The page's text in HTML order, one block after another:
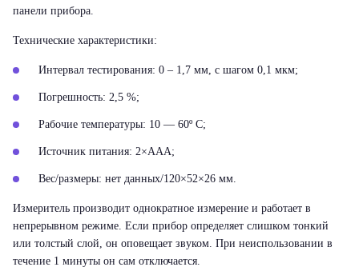
панели прибора.
Технические характеристики:
Интервал тестирования: 0 – 1,7 мм, с шагом 0,1 мкм;
Погрешность: 2,5 %;
Рабочие температуры: 10 — 60º С;
Источник питания: 2×ААА;
Вес/размеры: нет данных/120×52×26 мм.
Измеритель производит однократное измерение и работает в
непрерывном режиме. Если прибор определяет слишком тонкий
или толстый слой, он оповещает звуком. При неиспользовании в
течение 1 минуты он сам отключается.